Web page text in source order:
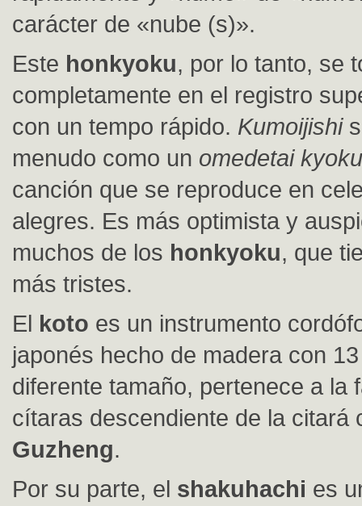
carácter de «nube (s)».
Este honkyoku, por lo tanto, se
completamente en el registro
con un tempo rápido. Kumoijishi
menudo como un omedetai kyoku
canción que se reproduce en
alegres. Es más optimista y
muchos de los honkyoku, que
más tristes.
El koto es un instrumento
japonés hecho de madera con
diferente tamaño, pertenece a la
cítaras descendiente de la citará
Guzheng.
Por su parte, el shakuhachi es